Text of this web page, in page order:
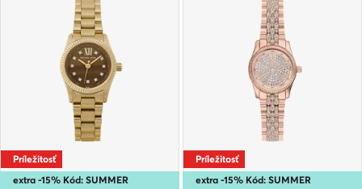
extra -15% Kód: SUMMER
Príležitosť
extra -15% Kód: SUMMER
Príležitosť